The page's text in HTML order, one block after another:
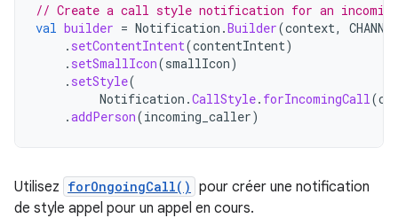
// Create a call style notification for an
val builder = Notification .Builder(context,
. setContentIntent(contentIntent)
. setSmallIcon(smallIcon)
. setStyle(
Notification .CallStyle. forIncomingCall (
.addPerson(incoming_caller)
Utilisez forOngoingCall() pour créer une notification
de style appel pour un appel en cours.